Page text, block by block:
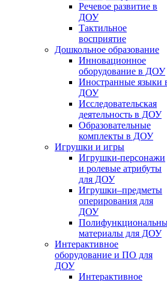
Речевое развитие в
ДОУ
Тактильное
восприятие
Дошкольное образование
Инновационное
оборудование в ДОУ
Иностранные языки
ДОУ
Исследовательская
деятельность в ДОУ
Образовательные
комплекты в ДОУ
Игрушки и игры
Игрушки-персонажи
и ролевые атрибуты
для ДОУ
Игрушки–предметы
оперирования для
ДОУ
материалы для ДОУ
Интерактивное
оборудование и ПО для
ДОУ
Интерактивное